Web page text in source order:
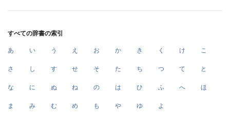
すべての辞書の索引
あ い う え お か き く け こ
さ し す せ そ た ち つ て と
な に ぬ ね の は ひ ふ へ ほ
ま み む め も や ゆ よ